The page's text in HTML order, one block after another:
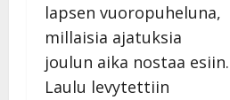
lapsen vuoropuheluna,
millaisia ajatuksia
joulun aika nostaa esiin.
Laulu levytettiin